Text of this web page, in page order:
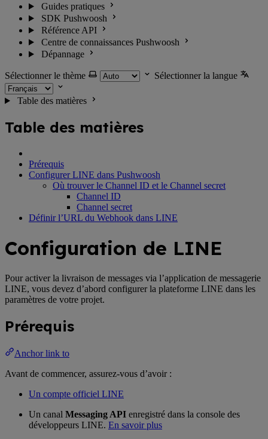
Guides pratiques
SDK Pushwoosh
Référence API
Centre de connaissances Pushwoosh
Dépannage
Sélectionner le thème Sélectionner la langue
Table des matières
Table des matières
Prérequis
Configurer LINE dans Pushwoosh
Où trouver le Channel ID et le Channel secret
Channel ID
Channel secret
Définir l’URL du Webhook dans LINE
Configuration de LINE
Pour activer la livraison de messages via l’application de messagerie
LINE, vous devez d’abord configurer la plateforme LINE dans les
paramètres de votre projet.
Prérequis
Anchor link to
Avant de commencer, assurez-vous d’avoir :
Un compte officiel LINE
Un canal Messaging API enregistré dans la console des
développeurs LINE. En savoir plus